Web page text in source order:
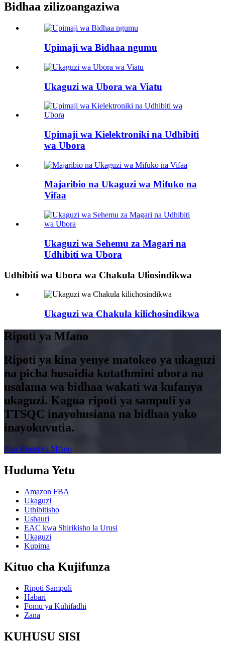
Bidhaa zilizoangaziwa
Upimaji wa Bidhaa ngumu
Ukaguzi wa Ubora wa Viatu
Upimaji wa Kielektroniki na Udhibiti
wa Ubora
Majaribio na Ukaguzi wa Mifuko na
Vifaa
Ukaguzi wa Sehemu za Magari na
Udhibiti wa Ubora
Udhibiti wa Ubora wa Chakula Uliosindikwa
Ukaguzi wa Chakula kilichosindikwa
Ripoti ya Mfano
Ripoti ya kina yenye matokeo ya ukaguzi
na picha husaidia kutathmini ubora na
usalama wa bidhaa wakati wa kufanya
ukaguzi. Kagua ripoti ya sampuli ya
TTSQC inayohusiana na bidhaa yako
inayokuvutia.
Pata Ripoti ya Mfano
Huduma Yetu
Amazon FBA
Ukaguzi
Uthibitisho
Ushauri
EAC kwa Shirikisho la Urusi
Ukaguzi
Kupima
Kituo cha Kujifunza
Ripoti Sampuli
Habari
Fomu ya Kuhifadhi
Zana
KUHUSU SISI